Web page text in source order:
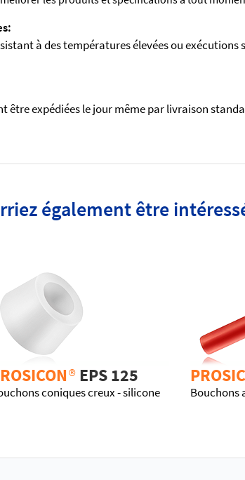
à des températures élevées ou exécutions
être expédiées le jour même par livraison
également être
®EPS 125
coniques creux - silicone Bouchons